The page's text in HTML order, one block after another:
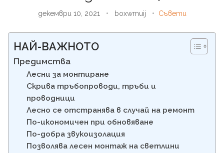
декември 10, 2021 • boxwmuij • Съвети
НАЙ-ВАЖНОТО
Предимства
Лесни за монтиране
Скрива тръбопроводи, тръби и
проводници
Лесно се отстранява в случай на ремонт
По-икономичен при обновяване
По-добра звукоизолация
Позволява лесен монтаж на светлини